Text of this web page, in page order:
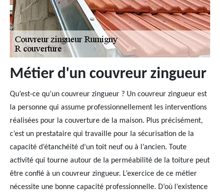
Métier d'un couvreur zingueur
Qu’est-ce qu’un couvreur zingueur ? Un couvreur zingueur est
la personne qui assume professionnellement les interventions
réalisées pour la couverture de la maison. Plus précisément,
c’est un prestataire qui travaille pour la sécurisation de la
capacité d’étanchéité d’un toit neuf ou à l’ancien. Toute
activité qui tourne autour de la perméabilité de la toiture peut
être confié à un couvreur zingueur. L’exercice de ce métier
nécessite une bonne capacité professionnelle. D’où l’existence